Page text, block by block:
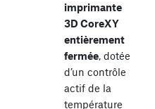
imprimante
3D CoreXY
entièrement
fermée, dotée
d’un contrôle
actif de la
température